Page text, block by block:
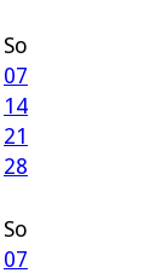
So
07
14
21
28
So
07